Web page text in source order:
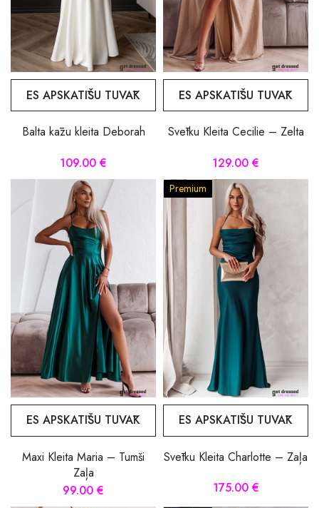
ES APSKATĪŠU TUVĀK
Balta kāzu kleita Deborah
109.00 €
ES APSKATĪŠU TUVĀK
Svētku Kleita Cecilie – Zelta
129.00 €
ES APSKATĪŠU TUVĀK
Maxi Kleita Maria – Tumši
Zaļa
99.00 €
Premium
ES APSKATĪŠU TUVĀK
Svētku Kleita Charlotte – Zaļa
175.00 €